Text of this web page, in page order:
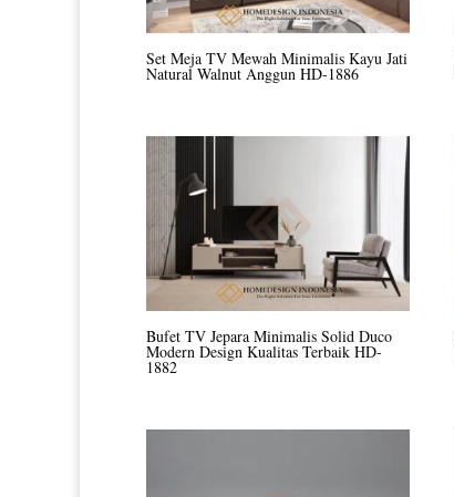
Set Meja TV Mewah Minimalis Kayu Jati
Natural Walnut Anggun HD-1886
Bufet TV Jepara Minimalis Solid Duco
Modern Design Kualitas Terbaik HD-
1882